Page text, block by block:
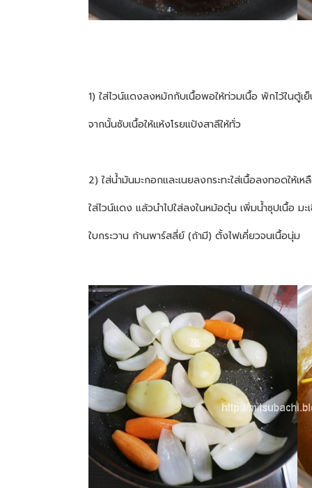
1) ใส่ไวน์แดงลงหมักกับเนื้อพอให้ท่วมเนื้อ พักไว้ในตู้เ
จากนั้นซับเนื้อให้แห้งโรยแป้งสาลีให้ทั่ว
2) ใส่น้ำมันมะกอกและเนยลงกระทะใส่เนื้อลงทอดให้เห
ใส่ไวน์แดง แล้วนำไปใส่ลงในหม้อตุ๋น เพิ่มน้ำซุปเนื้อ มะ
ใบกระวาน ก้านพาร์สลี่ย์ (ถ้ามี) ตั้งไฟเคี่ยวจนเนื้อนุ่ม